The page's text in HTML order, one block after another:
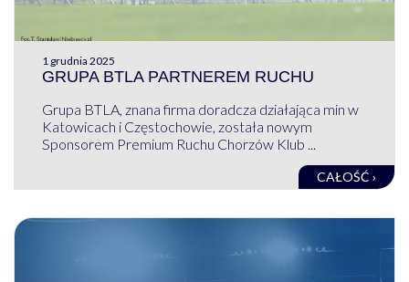
1 grudnia 2025
GRUPA BTLA PARTNEREM RUCHU
Grupa BTLA, znana firma doradcza działająca min w
Katowicach i Częstochowie, została nowym
Sponsorem Premium Ruchu Chorzów Klub ...
CAŁOŚĆ ›